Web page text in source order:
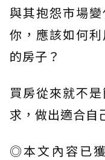
與其抱怨市場
你，應該如何
的房子？
買房從來就不
求，做出適合自
◎本文內容已獲